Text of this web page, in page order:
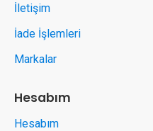
İletişim
İade İşlemleri
Markalar
Hesabım
Hesabım